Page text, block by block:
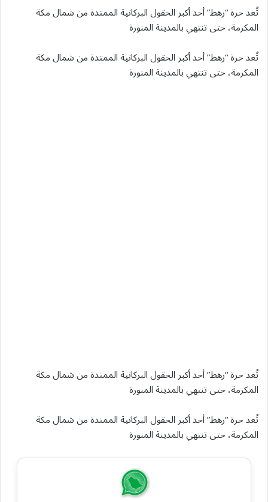
تُعد حرة “رهط” أحد أكبر الحقول البركانية الممتدة من شمال مكة
المكرمة، حتى تنتهي بالمدينة المنورة
تُعد حرة “رهط” أحد أكبر الحقول البركانية الممتدة من شمال مكة
المكرمة، حتى تنتهي بالمدينة المنورة
تُعد حرة “رهط” أحد أكبر الحقول البركانية الممتدة من شمال مكة
المكرمة، حتى تنتهي بالمدينة المنورة
تُعد حرة “رهط” أحد أكبر الحقول البركانية الممتدة من شمال مكة
المكرمة، حتى تنتهي بالمدينة المنورة